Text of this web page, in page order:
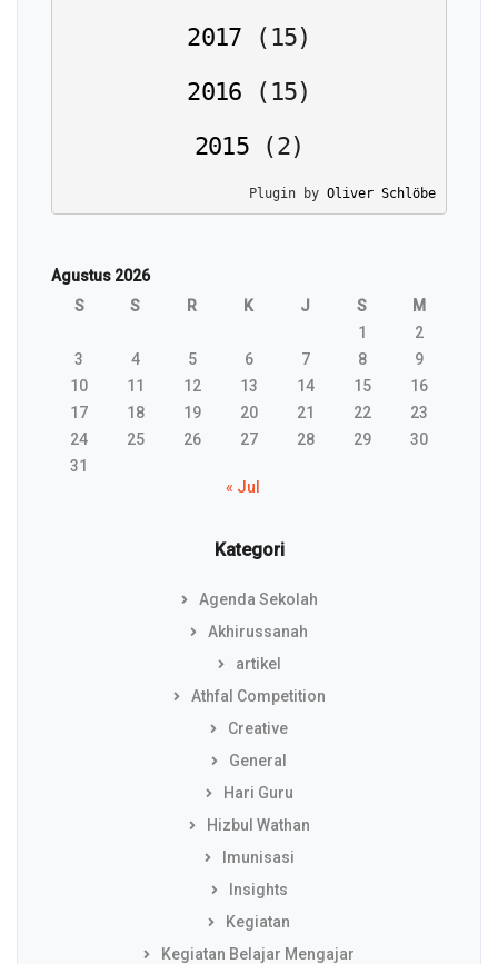
2017
( 15)
2016
( 15)
2015
(2)
Plugin by Oliver Schlöbe
Agustus 2026
S
S R K J S
M
1
2
3
4 5 6 7 8
9
10
11 12 13 14 15
16
17
18 19 20 21 22
23
24
25 26 27 28 29
30
31
« Jul
Kategori
Agenda Sekolah
Akhirussanah
artikel
Athfal Competition
Creative
General
Hari Guru
Hizbul Wathan
Imunisasi
Insights
Kegiatan
Kegiatan Belajar Mengajar